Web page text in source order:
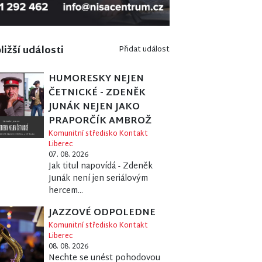
události Přidat událost
HUMORESKY NEJEN
ČETNICKÉ - ZDENĚK
JUNÁK NEJEN JAKO
PRAPORČÍK AMBROŽ
Komunitní středisko Kontakt
Liberec
07. 08. 2026
Jak titul napovídá - Zdeněk
Junák není jen seriálovým
hercem...
JAZZOVÉ ODPOLEDNE
Komunitní středisko Kontakt
Liberec
08. 08. 2026
Nechte se unést pohodovou